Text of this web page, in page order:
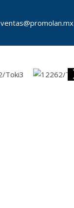
ventas@promolan.mx